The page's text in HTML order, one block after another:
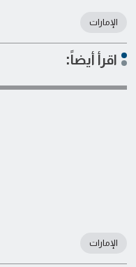
الإمارات
اقرأ أيضاً:
الإمارات